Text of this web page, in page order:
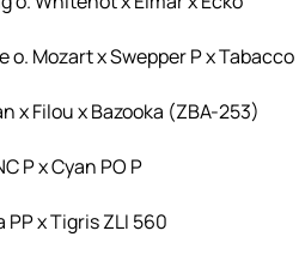
o. Mozart x Swepper P x Tabacco
x Filou x Bazooka (ZBA-253)
P x Cyan PO P
PP x Tigris ZLI 560